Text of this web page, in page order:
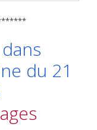
du 21